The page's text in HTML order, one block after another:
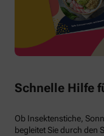
Schnelle Hilfe
Ob Insektenstiche,
begleitet Sie durch den